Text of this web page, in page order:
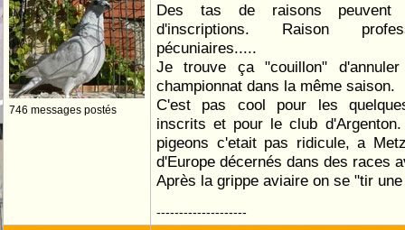
746 messages postés
Des tas de raisons peuvent
d'inscriptions. Raison
pécuniaires.....
Je trouve ça "couillon"
championnat dans la même saison.
C'est pas cool pour les
inscrits et pour le club
pigeons c'etait pas ridicule, a
d'Europe décernés dans des races
Après la grippe aviaire on se "tir
--------------------